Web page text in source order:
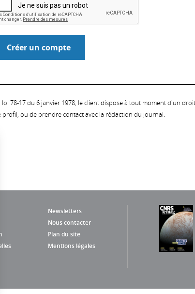
78-17 du 6 janvier 1978, le client dispose à tout moment d'un
ou de prendre contact avec la rédaction du journal.
Newsletters
Nous contacter
Plan du site
Mentions légales